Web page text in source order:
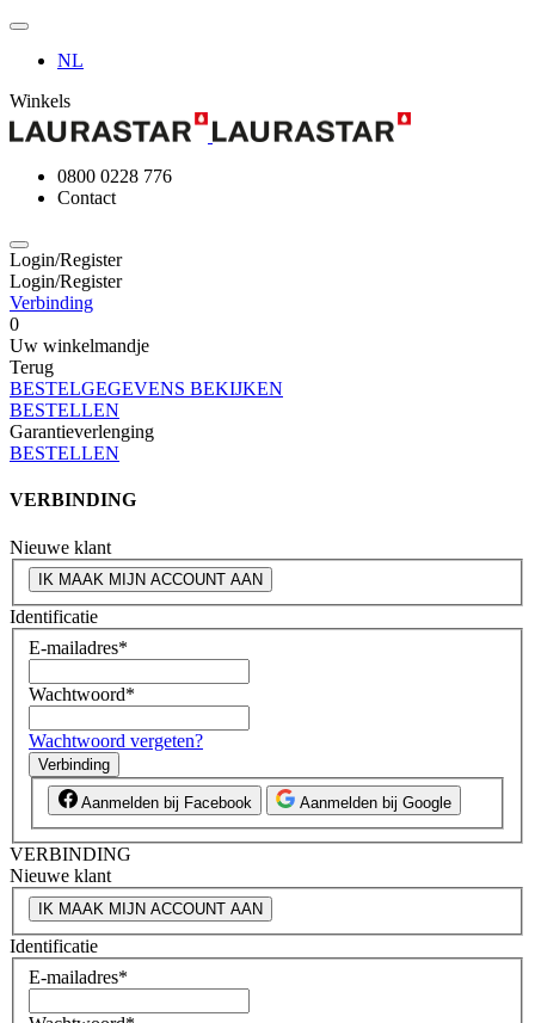
NL
Winkels
0800 0228 776
Contact
Login/Register
Login/Register
Verbinding
0
Uw winkelmandje
Terug
BESTELGEGEVENS BEKIJKEN
BESTELLEN
Garantieverlenging
BESTELLEN
VERBINDING
Nieuwe klant
IK MAAK MIJN ACCOUNT AAN
Identificatie
E-mailadres*
Wachtwoord*
Wachtwoord vergeten?
Verbinding
Aanmelden bij Facebook Aanmelden bij Google
VERBINDING
Nieuwe klant
IK MAAK MIJN ACCOUNT AAN
Identificatie
E-mailadres*